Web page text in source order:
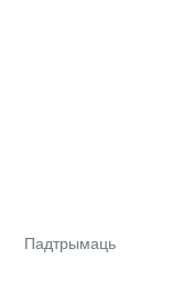
Падтрымаць